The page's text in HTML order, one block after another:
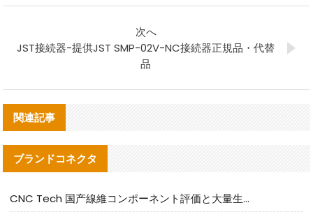
次へ
JST接続器-提供JST SMP-02V-NC接続器正規品・代替
品
関連記事
ブランドコネクタ
CNC Tech 国产線維コンポーネント評価と大量生産適合ガイド